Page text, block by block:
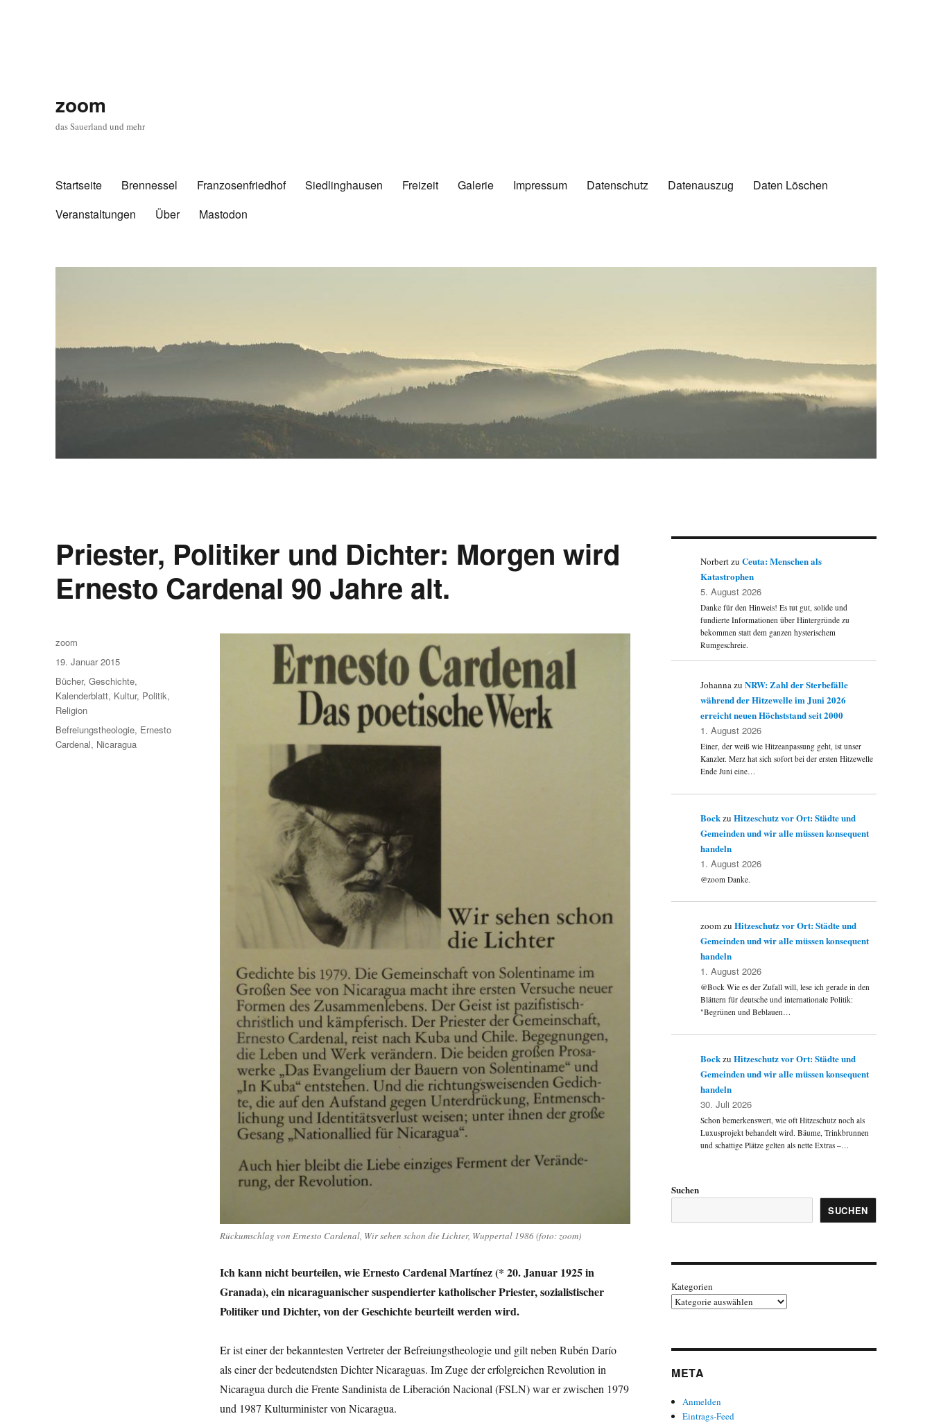
zoom
das Sauerland und mehr
Startseite Brennessel Franzosenfriedhof Siedlinghausen Freizeit Galerie Impressum Datenschutz Datenauszug
Daten Löschen
Veranstaltungen
Über Mastodon
Priester, Politiker und Dichter: Morgen wird
Ernesto Cardenal 90 Jahre alt.
Rückumschlag von Ernesto Cardenal, Wir sehen schon die Lichter, Wuppertal 1986 (foto: zoom)
Ich kann nicht beurteilen, wie Ernesto Cardenal Martínez (* 20. Januar 1925 in
Granada), ein nicaraguanischer suspendierter katholischer Priester, sozialistischer
Politiker und Dichter, von der Geschichte beurteilt werden wird.
Er ist einer der bekanntesten Vertreter der Befreiungstheologie und gilt neben Rubén Darío
als einer der bedeutendsten Dichter Nicaraguas. Im Zuge der erfolgreichen Revolution in
Nicaragua durch die Frente Sandinista de Liberación Nacional (FSLN) war er zwischen 1979
und 1987 Kulturminister von Nicaragua.
Autor
zoom
Veröffentlicht
am
19. Januar 2015
Kategorien
Bücher,Geschichte,
Kalenderblatt, Kultur, Politik,
Religion
Schlagwörter
Befreiungstheologie, Ernesto
Cardenal, Nicaragua
NorbertzuCeuta: Menschen als
Katastrophen
5. August 2026
Danke für den Hinweis! Es tut gut, solide und
fundierte Informationen über Hintergründe zu
bekommen statt dem ganzen hysterischem
Rumgeschreie.
JohannazuNRW: Zahl der Sterbefälle
während der Hitzewelle im Juni 2026
erreicht neuen Höchststand seit 2000
1. August 2026
Einer, der weiß wie Hitzeanpassung geht, ist unser
Kanzler. Merz hat sich sofort bei der ersten Hitzewelle
Ende Juni eine…
BockzuHitzeschutz vor Ort: Städte und
Gemeinden und wir alle müssen konsequent
handeln
1. August 2026
@zoom Danke.
zoomzuHitzeschutz vor Ort: Städte und
Gemeinden und wir alle müssen konsequent
handeln
1. August 2026
@Bock Wie es der Zufall will, lese ich gerade in den
Blättern für deutsche und internationale Politik:
"Begrünen und Beblauen…
BockzuHitzeschutz vor Ort: Städte und
Gemeinden und wir alle müssen konsequent
handeln
30. Juli 2026
Schon bemerkenswert, wie oft Hitzeschutz noch als
Luxusprojekt behandelt wird. Bäume, Trinkbrunnen
und schattige Plätze gelten als nette Extras –…
Suchen
SUCHEN
Kategorien
META
Anmelden
Eintrags-Feed